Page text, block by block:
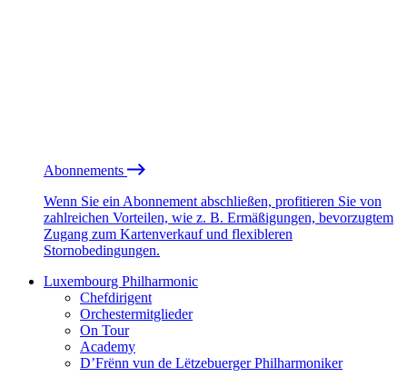
Abonnements
Wenn Sie ein Abonnement abschließen, profitieren Sie von
zahlreichen Vorteilen, wie z. B. Ermäßigungen, bevorzugtem
Zugang zum Kartenverkauf und flexibleren
Stornobedingungen.
Luxembourg Philharmonic
Chefdirigent
Orchestermitglieder
On Tour
Academy
D’Frënn vun de Lëtzebuerger Philharmoniker